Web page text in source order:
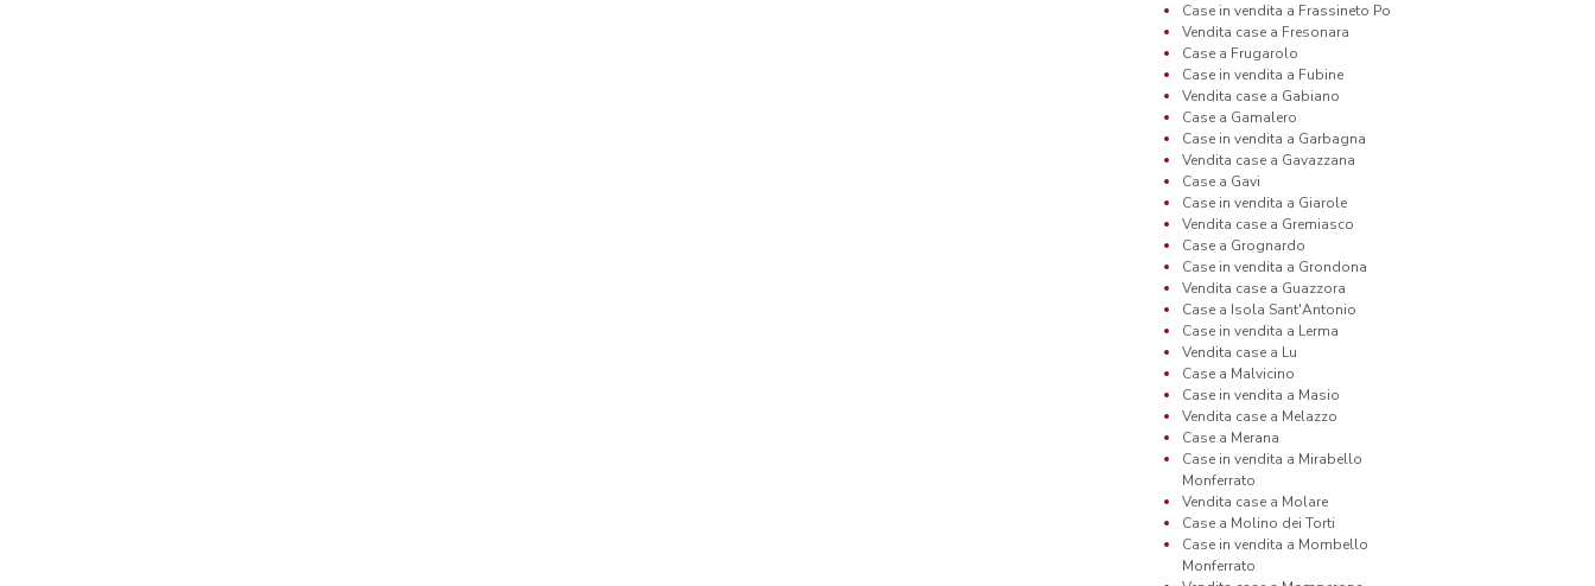
Case in vendita a Frassineto Po
Vendita case a Fresonara
Case a Frugarolo
Case in vendita a Fubine
Vendita case a Gabiano
Case a Gamalero
Case in vendita a Garbagna
Vendita case a Gavazzana
Case a Gavi
Case in vendita a Giarole
Vendita case a Gremiasco
Case a Grognardo
Case in vendita a Grondona
Vendita case a Guazzora
Case a Isola Sant'Antonio
Case in vendita a Lerma
Vendita case a Lu
Case a Malvicino
Case in vendita a Masio
Vendita case a Melazzo
Case a Merana
Case in vendita a Mirabello
Monferrato
Vendita case a Molare
Case a Molino dei Torti
Case in vendita a Mombello
Monferrato